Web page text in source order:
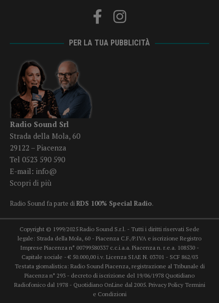
PER LA TUA PUBBLICITÀ
Radio Sound Srl
Strada della Mola, 60
29122 – Piacenza
Tel 0523 590 590
E-mail: info@
Scopri di più
Radio Sound fa parte diRDS 100% Special Radio.
Copyright © 1999/2025 Radio Sound S.r.l. - Tutti i diritti riservati Sede
legale: Strada della Mola, 60 - Piacenza C.F./P.IVA e iscrizione Registro
Imprese Piacenza n° 00799580337 c.c.i.a.a. Piacenza n. r.e.a. 108530 -
Capitale sociale - € 50.000,00 i.v. Licenza SIAE N. 03701 - SCF 862/03
Testata giornalistica: Radio Sound Piacenza, registrazione al Tribunale di
Piacenza n° 293 - decreto di iscrizione del 19/06/1978 Quotidiano
Radiofonico dal 1978 - Quotidiano OnLine dal 2005. Privacy Policy Termini
e Condizioni